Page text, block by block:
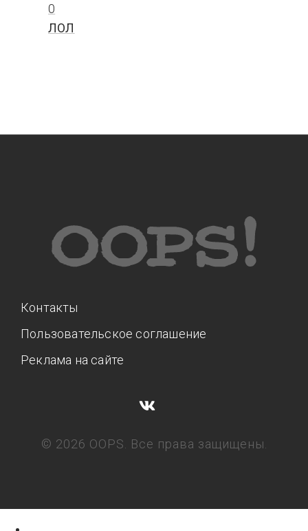
0
ЛОЛ
Контакты
Пользовательское соглашение
Реклама на сайте
© 2026 OOPS. Все права защищены.